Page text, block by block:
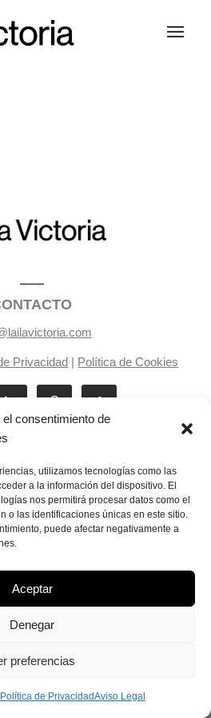
consentimiento de
utilizamos tecnologías como las
a la información del dispositivo. El
nos permitirá procesar datos como el
o las identificaciones únicas en este sitio.
puede afectar negativamente a
Aceptar
Denegar
preferencias
Política de PrivacidadAviso Legal
Privacidad | Política de Cookies
© copyright 2025